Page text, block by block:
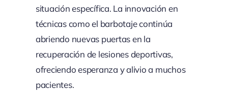
situación específica. La innovación en
técnicas como el barbotaje continúa
abriendo nuevas puertas en la
recuperación de lesiones deportivas,
ofreciendo esperanza y alivio a muchos
pacientes.